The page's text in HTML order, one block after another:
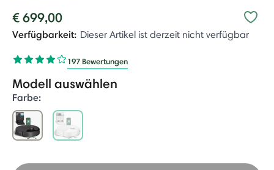
€ 699,00
Verfügbarkeit: Dieser Artikel ist derzeit nicht verfügbar
197 Bewertungen
Modell auswählen
Farbe: